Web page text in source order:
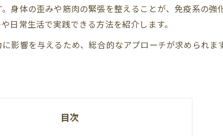
身体の歪みや筋肉の緊張を整えることが、免疫系の強
日常生活で実践できる方法を紹介します。
影響を与えるため、総合的なアプローチが求められま
目次